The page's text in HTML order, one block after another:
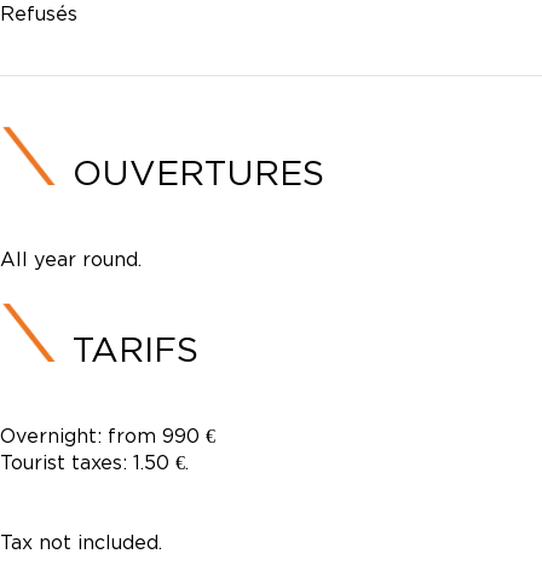
Refusés
OUVERTURES
All year round.
TARIFS
Overnight: from 990 €
Tourist taxes: 1.50 €.
Tax not included.